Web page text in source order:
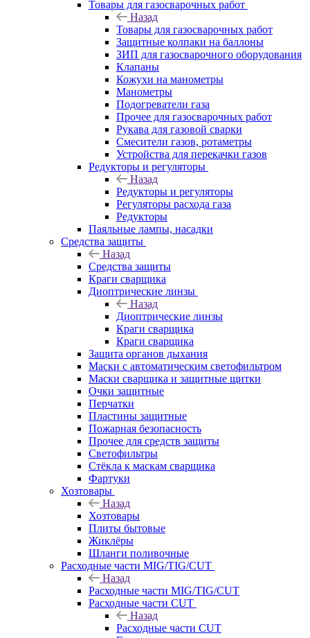
Товары для газосварочных работ
Назад
Товары для газосварочных работ
Защитные колпаки на баллоны
ЗИП для газосварочного оборудования
Клапаны
Кожухи на манометры
Манометры
Подогреватели газа
Прочее для газосварочных работ
Рукава для газовой сварки
Смесители газов, ротаметры
Устройства для перекачки газов
Редукторы и регуляторы
Назад
Редукторы и регуляторы
Регуляторы расхода газа
Редукторы
Паяльные лампы, насадки
Средства защиты
Назад
Средства защиты
Краги сварщика
Диоптрические линзы
Назад
Диоптрические линзы
Краги сварщика
Краги сварщика
Защита органов дыхания
Маски с автоматическим светофильтром
Маски сварщика и защитные щитки
Очки защитные
Перчатки
Пластины защитные
Пожарная безопасность
Прочее для средств защиты
Светофильтры
Стёкла к маскам сварщика
Фартуки
Хозтовары
Назад
Хозтовары
Плиты бытовые
Жиклёры
Шланги поливочные
Расходные части MIG/TIG/CUT
Назад
Расходные части MIG/TIG/CUT
Расходные части CUT
Назад
Расходные части CUT